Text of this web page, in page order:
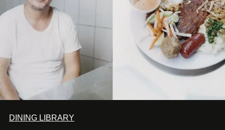
DINING LIBRARY